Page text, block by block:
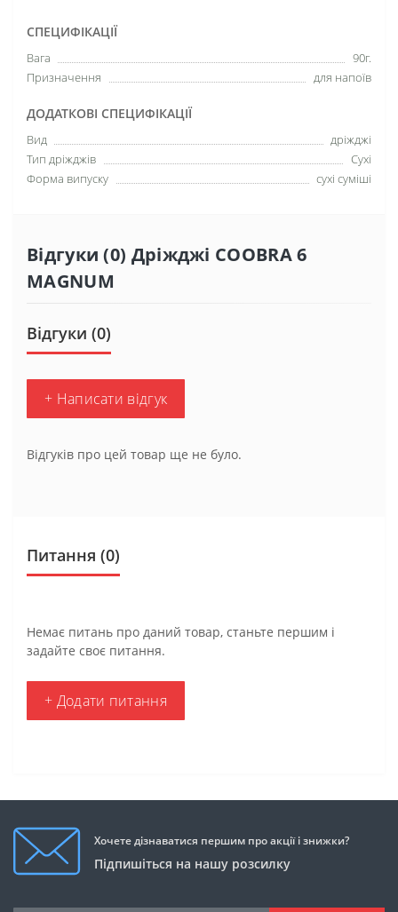
СПЕЦИФІКАЦІЇ
Вага
90г.
Призначення
для напоїв
ДОДАТКОВІ СПЕЦИФІКАЦІЇ
Вид
дріжджі
Тип дріжджів
Сухі
Форма випуску
сухі суміші
Відгуки (0) Дріжджі COOBRA 6
MAGNUM
Відгуки (0)
+ Написати відгук
Відгуків про цей товар ще не було.
Питання (0)
Немає питань про даний товар, станьте першим і
задайте своє питання.
+ Додати питання
Хочете дізнаватися першим про акції і знижки?
Підпишіться на нашу розсилку